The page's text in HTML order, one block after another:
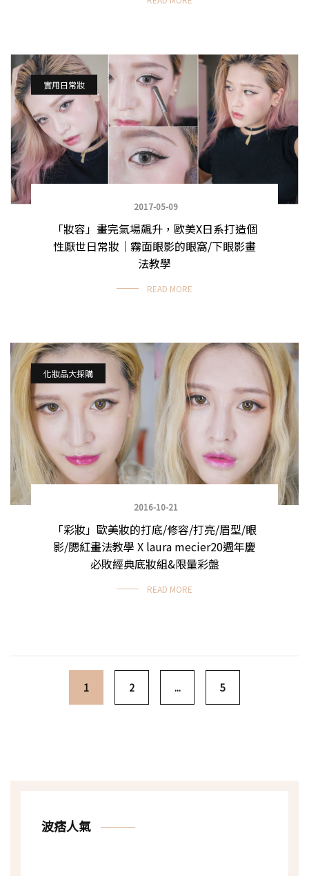
實用日常妝
2017-05-09
「妝容」畫完氣場飆升，歐美X日系打造個
性厭世日常妝｜霧面眼影的眼窩/下眼影畫
法教學
READ MORE
化妝品大採購
2016-10-21
「彩妝」歐美妝的打底/修容/打亮/眉型/眼
影/腮紅畫法教學 X laura mecier20週年慶
必敗經典底妝組&限量彩盤
READ MORE
Posts navigation
1 2 ... 5
波痞人氣